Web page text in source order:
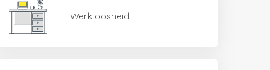
Werkloosheid